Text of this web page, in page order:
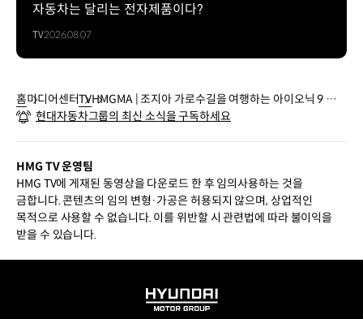
자동차는 달리는 전자제품이다?
TV2026.08.07
홈미디어센터TVHMGMA | 조지아 가로수길을 여행하는 아이오닉 9 드라
이브
현대자동차그룹의 최신 소식을 구독하세요
HMG TV 운영팀
HMG TV에 게재된 동영상을 다운로드 한 후 임의사용하는 것을
금합니다. 콘텐츠의 임의 변형·가공은 허용되지 않으며, 상업적인
목적으로 사용할 수 없습니다. 이를 위반할 시 관련법에 따라 불이익을
받을 수 있습니다.
HYUNDAI